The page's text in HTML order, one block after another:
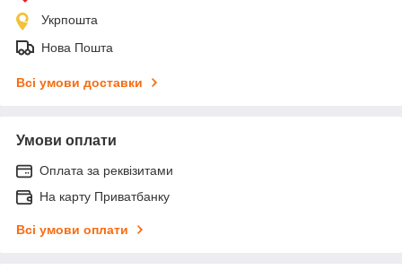
Укрпошта
Нова Пошта
Всі умови доставки
Умови оплати
Оплата за реквізитами
На карту Приватбанку
Всі умови оплати